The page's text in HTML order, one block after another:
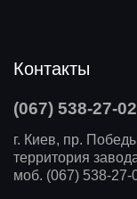
Контакты
(067) 538-27-02
г. Киев, пр.
территория
моб. (067) 538-27-